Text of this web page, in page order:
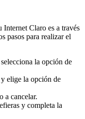
Internet Claro es a través
pasos para realizar el
la opción de
elige la opción de
a cancelar.
y completa la